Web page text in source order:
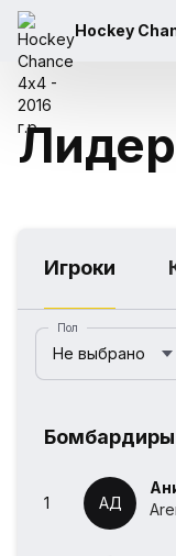
Hockey
Игроки
Не выбрано
Пол
Бомбардиры
1 АД